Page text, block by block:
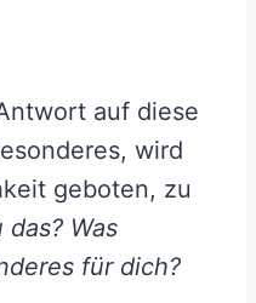
auf diese
wird
geboten, zu
Was
für dich?